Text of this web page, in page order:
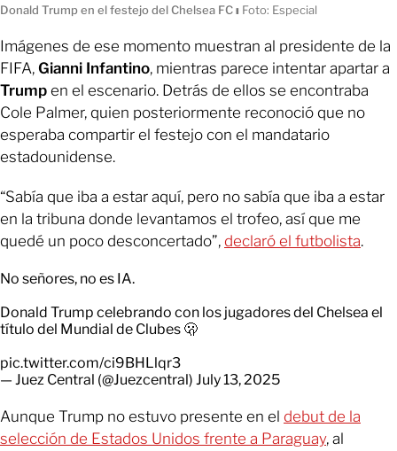
Donald Trump en el festejo del Chelsea FCı Foto: Especial
Imágenes de ese momento muestran al presidente de la
FIFA, Gianni Infantino, mientras parece intentar apartar a
Trump en el escenario. Detrás de ellos se encontraba
Cole Palmer, quien posteriormente reconoció que no
esperaba compartir el festejo con el mandatario
estadounidense.
“Sabía que iba a estar aquí, pero no sabía que iba a estar
en la tribuna donde levantamos el trofeo, así que me
quedé un poco desconcertado”, declaró el futbolista.
No señores, no es IA.
Donald Trump celebrando con los jugadores del Chelsea el
título del Mundial de Clubes 🫢
pic.twitter.com/ci9BHLlqr3
— Juez Central (@Juezcentral) July 13, 2025
Aunque Trump no estuvo presente en el debut de la
selección de Estados Unidos frente a Paraguay, al